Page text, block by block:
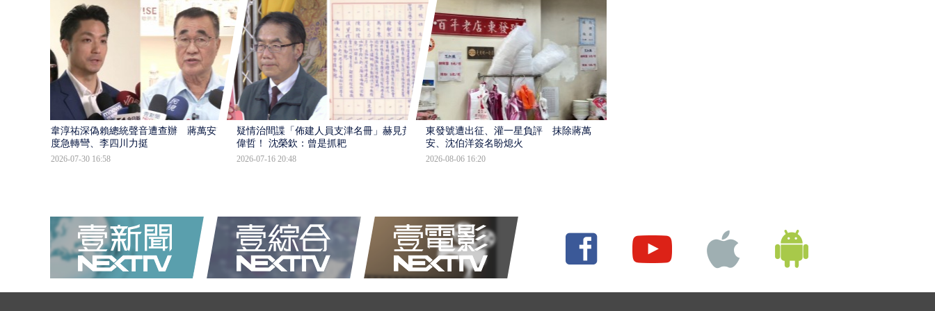
韋淳祐深偽賴總統聲音遭查辦 蔣萬安態
度急轉彎、李四川力挺
2026-07-30 16:58
疑情治間諜「佈建人員支津名冊」赫見黃
偉哲！ 沈榮欽：曾是抓耙
2026-07-16 20:48
東發號遭出征、灌一星負評 抹除蔣萬
安、沈伯洋簽名盼熄火
2026-08-06 16:20